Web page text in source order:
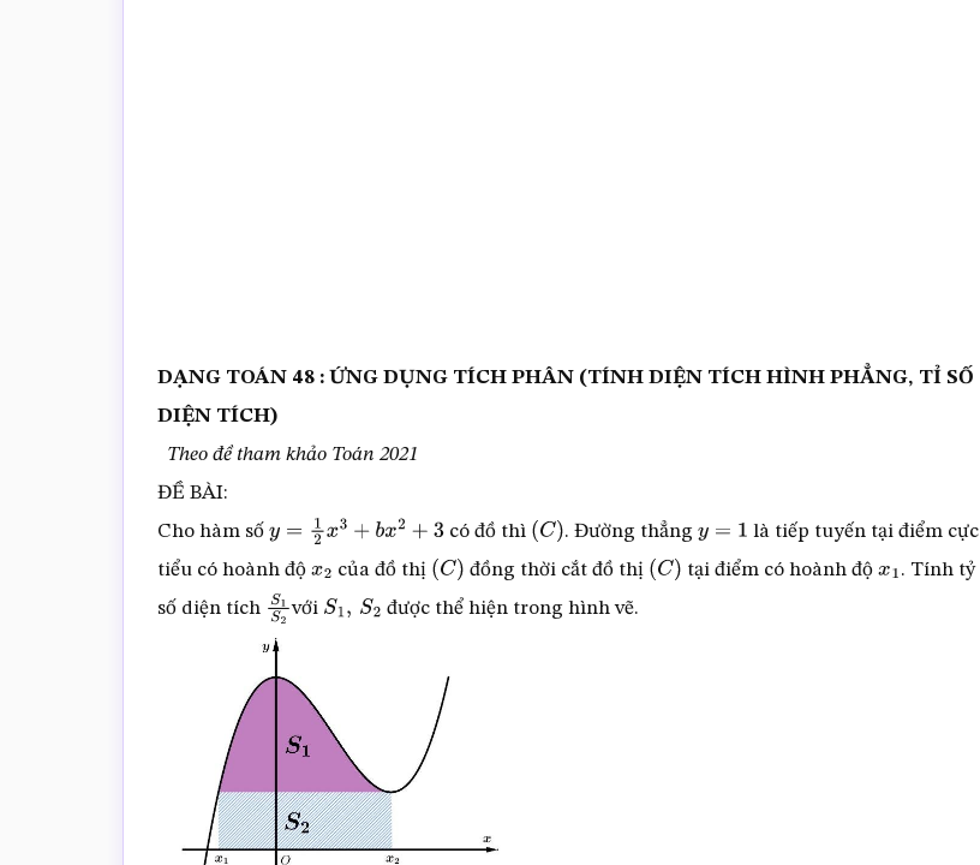
DẠNG TOÁN 48 : ỨNG DỤNG TÍCH PHÂN (TÍNH DIỆN TÍCH HÌNH PHẲNG, TỈ SỐ
DIỆN TÍCH)
Theo đề tham khảo Toán 2021
ĐỀ BÀI:
Cho hàm số y =1 x 3+ x 2+3 có đồ thì (C) . Đường thẳng y =1
là tiếp tuyến tại điểm cực
tiểu có hoành độ x2 của đồ thị (C ) đồng thời cắt đồ thị (C ) tại điểm có hoành độx1 . Tính tỷ
số diện tích S1 S2
với S1,S 2 được thể hiện trong hình vẽ.